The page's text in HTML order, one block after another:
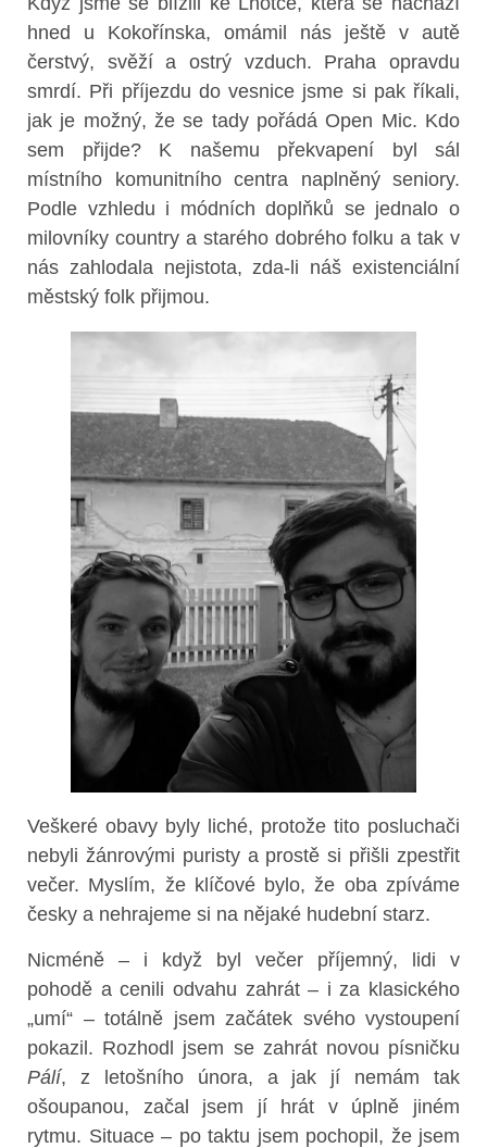
hned u Kokořínska, omámil nás ještě v autě
čerstvý, svěží a ostrý vzduch. Praha opravdu
smrdí. Při příjezdu do vesnice jsme si pak říkali,
jak je možný, že se tady pořádá Open Mic. Kdo
sem přijde? K našemu překvapení byl sál
místního komunitního centra naplněný seniory.
Podle vzhledu i módních doplňků se jednalo o
milovníky country a starého dobrého folku a tak v
nás zahlodala nejistota, zda-li náš existenciální
městský folk přijmou.
Veškeré obavy byly liché, protože tito posluchači
nebyli žánrovými puristy a prostě si přišli zpestřit
večer. Myslím, že klíčové bylo, že oba zpíváme
česky a nehrajeme si na nějaké hudební starz.
Nicméně – i když byl večer příjemný, lidi v
pohodě a cenili odvahu zahrát – i za klasického
„umí“ – totálně jsem začátek svého vystoupení
pokazil. Rozhodl jsem se zahrát novou písničku
Pálí, z letošního února, a jak jí nemám tak
ošoupanou, začal jsem jí hrát v úplně jiném
rytmu. Situace – po taktu jsem pochopil, že jsem